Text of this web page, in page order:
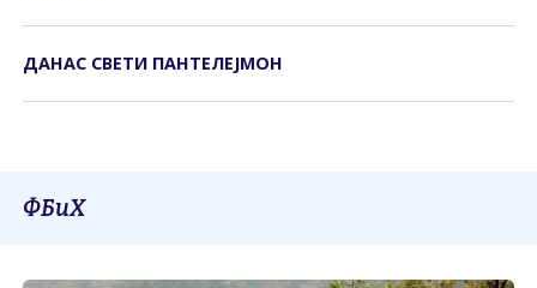
ДАНАС СВЕTИ ПАНTЕЛЕЈМОН
ФБиХ